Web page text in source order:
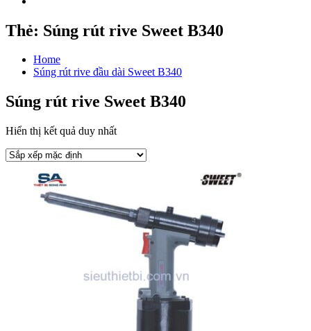
Thẻ: Súng rút rive Sweet B340
Home
Súng rút rive đầu dài Sweet B340
Súng rút rive Sweet B340
Hiển thị kết quả duy nhất